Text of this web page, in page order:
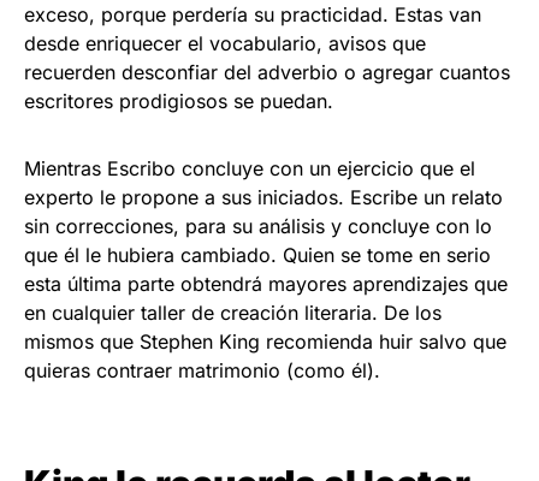
exceso, porque perdería su practicidad. Estas van
desde enriquecer el vocabulario, avisos que
recuerden desconfiar del adverbio o agregar cuantos
escritores prodigiosos se puedan.
Mientras Escribo concluye con un ejercicio que el
experto le propone a sus iniciados. Escribe un relato
sin correcciones, para su análisis y concluye con lo
que él le hubiera cambiado. Quien se tome en serio
esta última parte obtendrá mayores aprendizajes que
en cualquier taller de creación literaria. De los
mismos que Stephen King recomienda huir salvo que
quieras contraer matrimonio (como él).